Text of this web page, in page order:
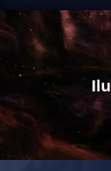
Ilu